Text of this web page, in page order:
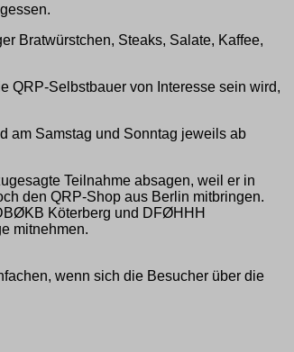
Bratwürstchen, Steaks, Salate, Kaffee,
QRP-Selbstbauer von Interesse sein wird,
am Samstag und Sonntag jeweils ab
Teilnahme absagen, weil er in
den QRP-Shop aus Berlin mitbringen.
Köterberg und DFØHHH
mitnehmen.
wenn sich die Besucher über die